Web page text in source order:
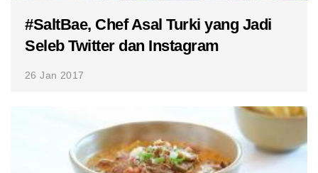
#SaltBae, Chef Asal Turki yang Jadi
Seleb Twitter dan Instagram
26 Jan 2017